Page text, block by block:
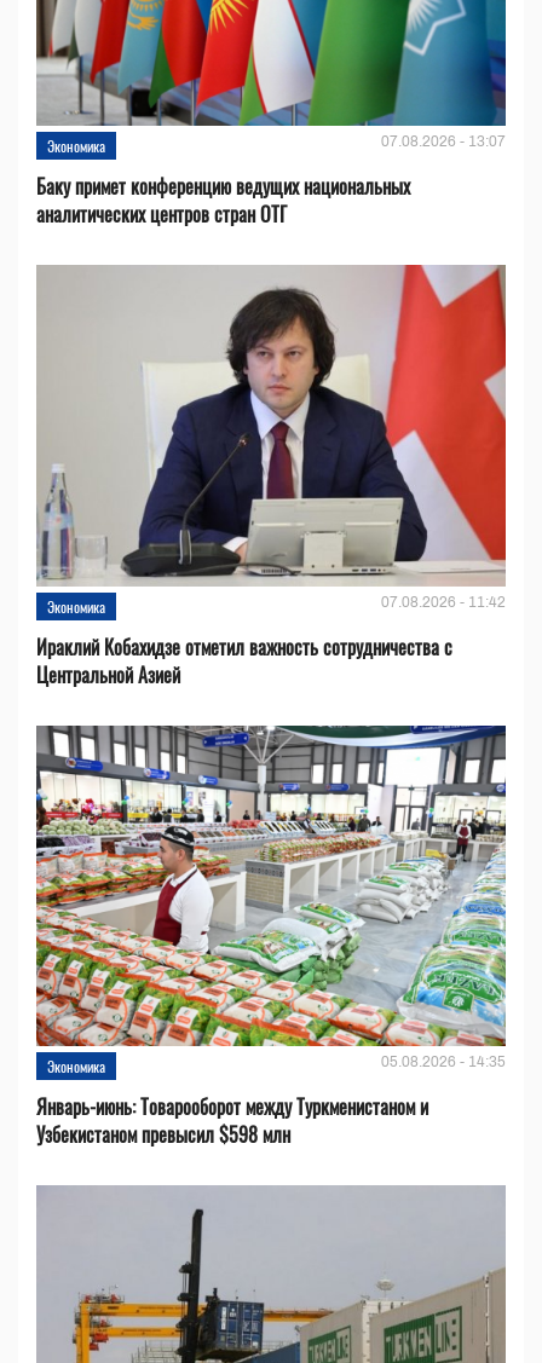
Экономика 07.08.2026 - 13:07
Баку примет конференцию ведущих национальных
аналитических центров стран ОТГ
Экономика 07.08.2026 - 11:42
Ираклий Кобахидзе отметил важность сотрудничества с
Центральной Азией
Экономика 05.08.2026 - 14:35
Январь-июнь: Товарооборот между Туркменистаном и
Узбекистаном превысил $598 млн